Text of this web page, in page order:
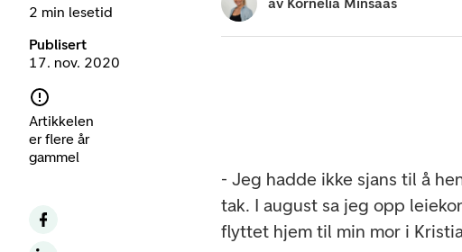
2 min lesetid
Publisert
17. nov. 2020
Artikkelen
er flere år
gammel
av Kornelia Minsaas
- Jeg hadde ikke sjans til å
tak. I august sa jeg opp
flyttet hjem til min mor i